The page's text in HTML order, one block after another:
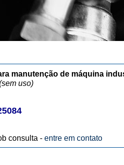
manutenção de máquina
uso)
consulta - entre em contato